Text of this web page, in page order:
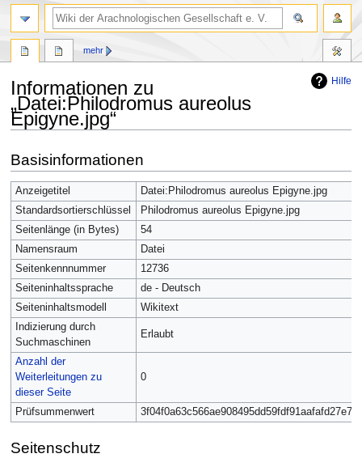
Hilfe
Informationen zu
„Datei:Philodromus aureolus
Epigyne.jpg“
Navigation
springen
Suche
springen
Basisinformationen
Anzeigetitel
Datei:Philodromus aureolus Epigyne.jpg
Standardsortierschlüssel
Philodromus aureolus Epigyne.jpg
Seitenlänge (in Bytes)
54
Namensraum
Datei
Seitenkennnummer
12736
Seiteninhaltssprache
de - Deutsch
Seiteninhaltsmodell
Wikitext
Indizierung durch
Suchmaschinen
Erlaubt
Anzahl der
Weiterleitungen zu
dieser Seite
0
Prüfsummenwert 3f04f0a63c566ae908495dd59fdf91aafafd27e7
Seitenschutz
mehr